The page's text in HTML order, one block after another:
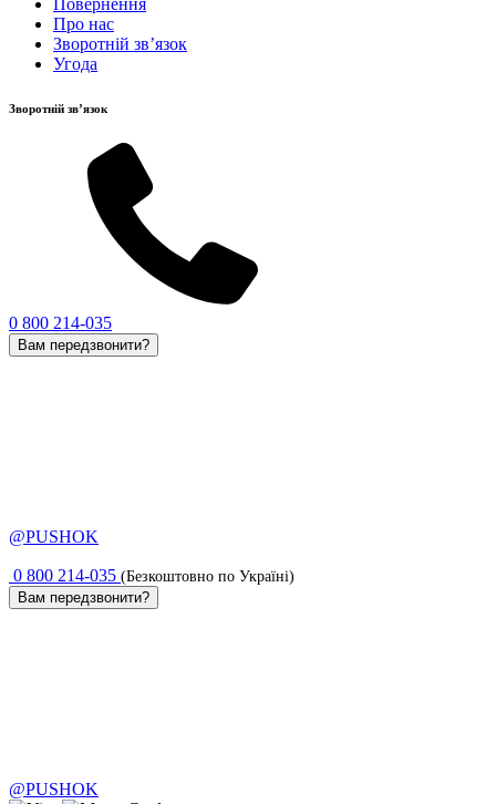
Повернення
Про нас
Зворотній зв’язок
Угода
Зворотній зв’язок
0 800 214-035
Вам передзвонити?
@PUSHOK
0 800 214-035 (Безкоштовно по Україні)
Вам передзвонити?
@PUSHOK